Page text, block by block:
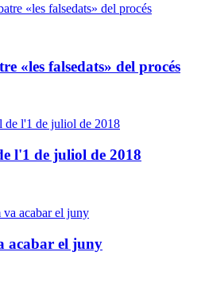
«les falsedats» del procés
l'1 de juliol de 2018
acabar el juny